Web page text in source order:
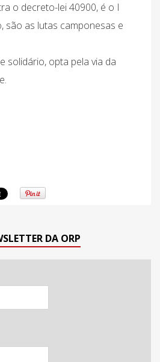
o decreto-lei 40900, é o I
são as lutas camponesas e
solidário, opta pela via da
DA ORP